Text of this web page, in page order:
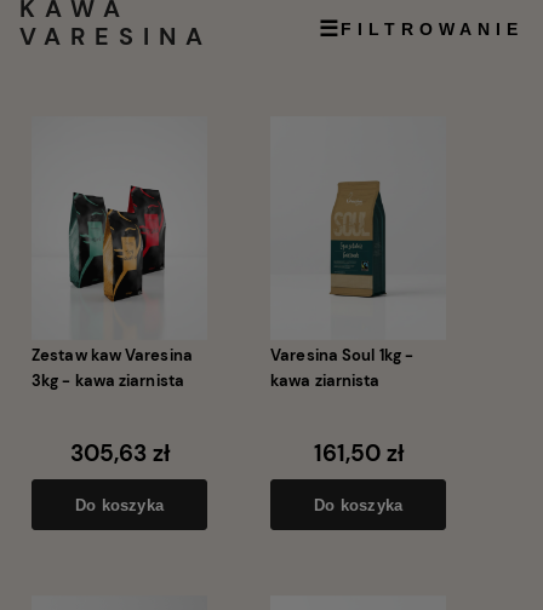
KAWA
VARESINA
☰FILTROWANIE
Zestaw kaw Varesina
3kg - kawa ziarnista
305,63 zł
Do koszyka
Varesina Soul 1kg -
kawa ziarnista
161,50 zł
Do koszyka